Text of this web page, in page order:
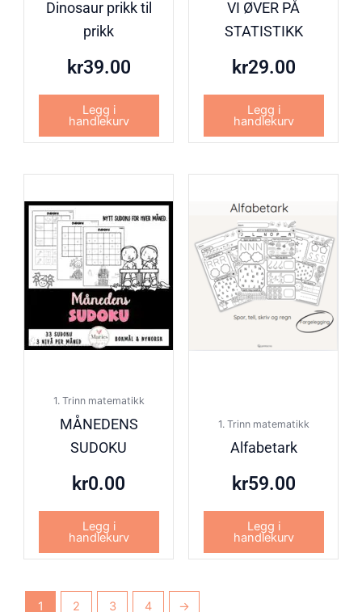
Dinosaur prikk til
prikk
kr39.00
Legg i
handlekurv
VI ØVER PÅ
STATISTIKK
kr29.00
Legg i
handlekurv
1. Trinn matematikk
MÅNEDENS
SUDOKU
kr0.00
Legg i
handlekurv
1. Trinn matematikk
Alfabetark
kr59.00
Legg i
handlekurv
1 2 3 4 →